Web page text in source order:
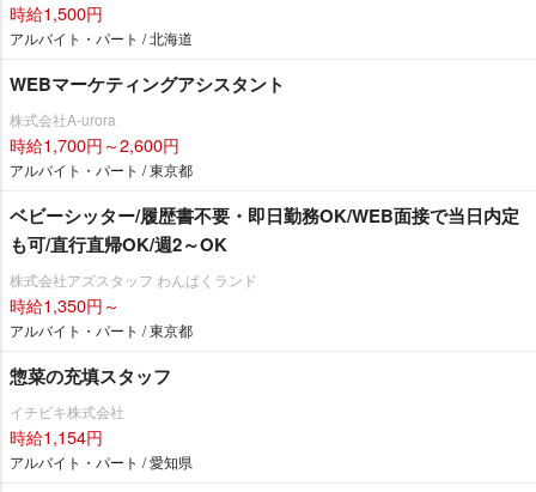
時給1,500円
アルバイト・パート / 北海道
WEBマーケティングアシスタント
株式会社A-urora
時給1,700円～2,600円
アルバイト・パート / 東京都
ベビーシッター/履歴書不要・即日勤務OK/WEB面接で当日内定
も可/直行直帰OK/週2～OK
株式会社アズスタッフ わんぱくランド
時給1,350円～
アルバイト・パート / 東京都
惣菜の充填スタッフ
イチビキ株式会社
時給1,154円
アルバイト・パート / 愛知県